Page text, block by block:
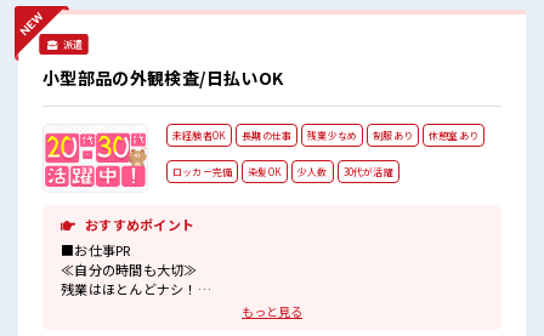
派遣
小型部品の外観検査/日払いOK
未経験者OK 長期の仕事 残業少なめ 制服あり 休憩室あり
ロッカー完備 染髪OK 少人数 30代が活躍
おすすめポイント
■お仕事PR
≪自分の時間も大切≫
残業はほとんどナシ！
場合によってはお願いすることもあります♪
もっと見る